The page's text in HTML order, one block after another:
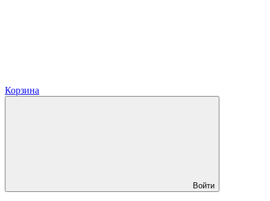
Корзина
Войти